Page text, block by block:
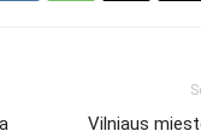
Vilniaus